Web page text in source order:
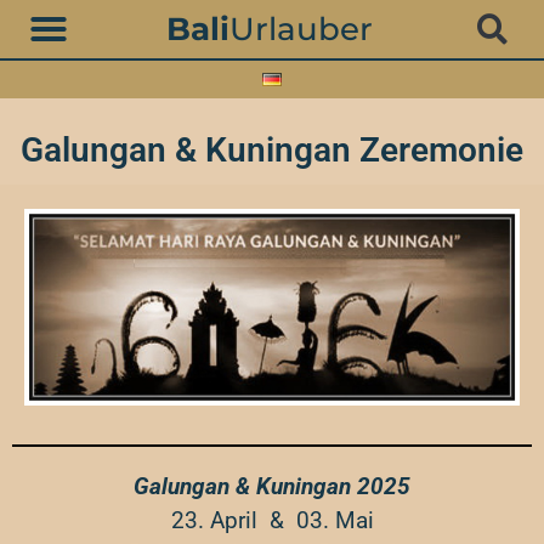
Inhalt
springen
BaliUrlauber
Galungan & Kuningan Zeremonie
Galungan & Kuningan 2025
23. April & 03. Mai